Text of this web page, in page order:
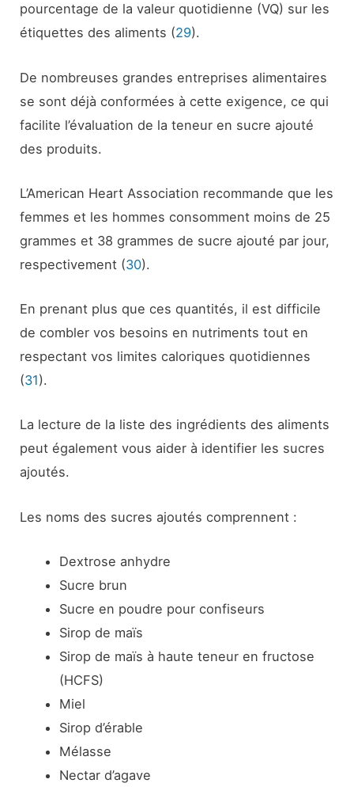
pourcentage de la valeur quotidienne (VQ) sur les
étiquettes des aliments (29).
De nombreuses grandes entreprises alimentaires
se sont déjà conformées à cette exigence, ce qui
facilite l’évaluation de la teneur en sucre ajouté
des produits.
L’American Heart Association recommande que les
femmes et les hommes consomment moins de 25
grammes et 38 grammes de sucre ajouté par jour,
respectivement (30).
En prenant plus que ces quantités, il est difficile
de combler vos besoins en nutriments tout en
respectant vos limites caloriques quotidiennes
(31).
La lecture de la liste des ingrédients des aliments
peut également vous aider à identifier les sucres
ajoutés.
Les noms des sucres ajoutés comprennent :
Dextrose anhydre
Sucre brun
Sucre en poudre pour confiseurs
Sirop de maïs
Sirop de maïs à haute teneur en fructose
(HCFS)
Miel
Sirop d’érable
Mélasse
Nectar d’agave